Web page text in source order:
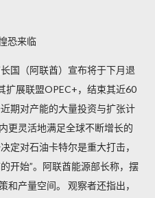
国（阿联酋）宣布将于下月退
扩展联盟OPEC+，结束其近60
期对产能的大量投资与扩张计
更灵活地满足全球不断增长的
定对石油卡特尔是重大打击，
开始”。阿联酋能源部长称，摆
和产量空间。 观察者还指出，